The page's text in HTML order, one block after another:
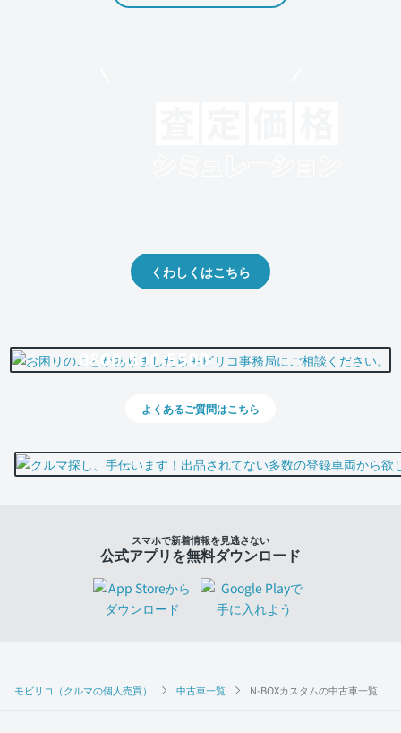
モビリコ（クルマの個人売買） 中古車一覧 N-BOXカスタムの中古車一覧
くわしくはこちら
0800-500-5500
よくあるご質問はこちら
スマホで新着情報を見逃さない
公式アプリを無料ダウンロード